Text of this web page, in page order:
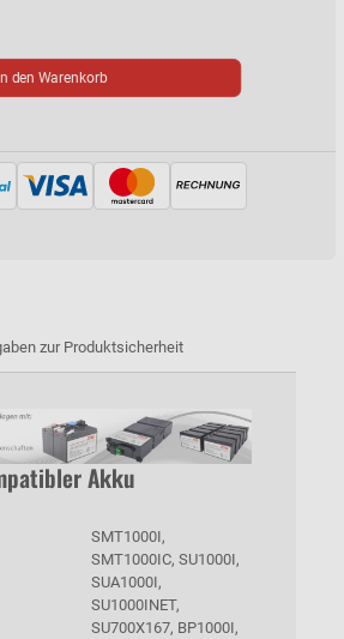
den Warenkorb
zur Produktsicherheit
Akku
SMT1000I,
SMT1000IC, SU1000I,
SUA1000I,
SU1000INET,
SU700X167, BP1000I,